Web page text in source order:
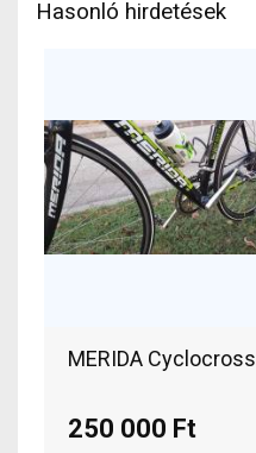
Hasonló hirdetések
250 000 Ft